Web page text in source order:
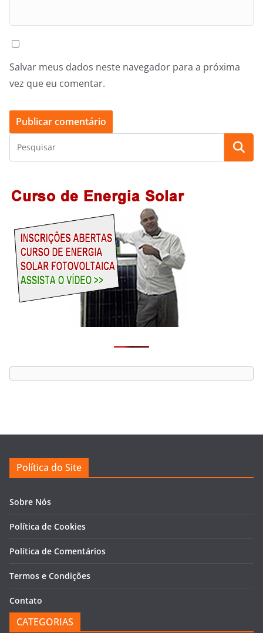
Salvar meus dados neste navegador para a próxima
vez que eu comentar.
Política do Site
Sobre Nós
Política de Cookies
Política de Comentários
Termos e Condições
Contato
CATEGORIAS